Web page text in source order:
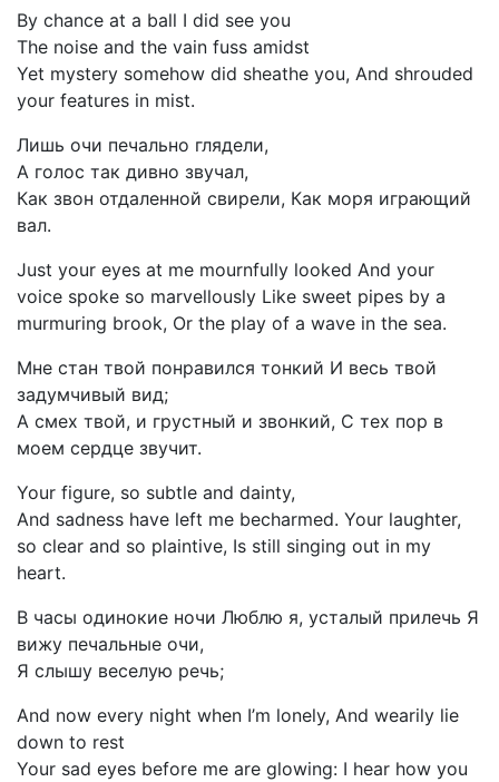
By chance at a ball I did see you
The noise and the vain fuss amidst
Yet mystery somehow did sheathe you, And shrouded
your features in mist.
Лишь очи печально глядели,
А голос так дивно звучал,
Как звон отдаленной свирели, Как моря играющий
вал.
Just your eyes at me mournfully looked And your
voice spoke so marvellously Like sweet pipes by a
murmuring brook, Or the play of a wave in the sea.
Мне стан твой понравился тонкий И весь твой
задумчивый вид;
А смех твой, и грустный и звонкий, С тех пор в
моем сердце звучит.
Your figure, so subtle and dainty,
And sadness have left me becharmed. Your laughter,
so clear and so plaintive, Is still singing out in my
heart.
В часы одинокие ночи Люблю я, усталый прилечь Я
вижу печальные очи,
Я слышу веселую речь;
And now every night when I’m lonely, And wearily lie
down to rest
Your sad eyes before me are glowing: I hear how you